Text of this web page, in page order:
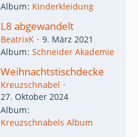
Album Kinderkleidung
L8 abgewandelt
BeatrixK
9. März 2021
Album Schneider Akademie
Weihnachtstischdecke
Kreuzschnabel
27. Oktober 2024
Album
Kreuzschnabels Album